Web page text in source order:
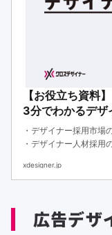
【お役立ち資料】
3分でわかるデザ
・デザイナー採用市場
・デザイナー人材採用
xdesigner.jp
広告デザ